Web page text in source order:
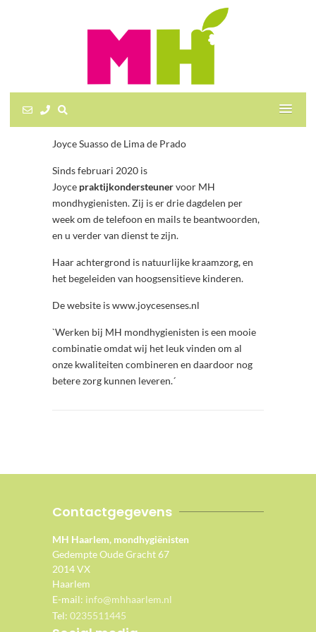
Joyce Suasso de Lima de Prado
Sinds februari 2020 is
Joyce praktijkondersteunervoor MH
mondhygienisten. Zij is er drie dagdelen per
week om de telefoon en mails te beantwoorden,
en u verder van dienst te zijn.
Haar achtergrond is natuurlijke kraamzorg, en
het begeleiden van hoogsensitieve kinderen.
De website is www.joycesenses.nl
`Werken bij MH mondhygienisten is een mooie
combinatie omdat wij het leuk vinden om al
onze kwaliteiten combineren en daardoor nog
betere zorg kunnen leveren.´
Contactgegevens
MH Haarlem, mondhygiënisten
Gedempte Oude Gracht 67
2014 VX
Haarlem
E-mail: info@mhhaarlem.nl
Tel: 0235511445